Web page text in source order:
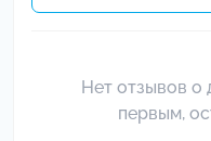
Нет отзывов о
первым,